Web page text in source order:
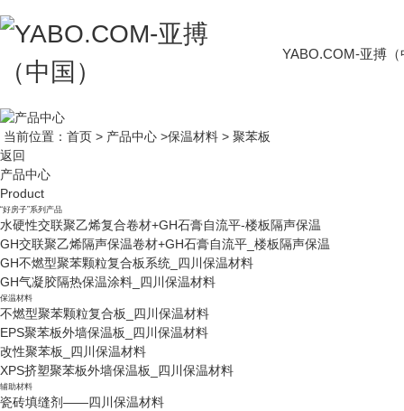
YABO.COM-亚搏（
当前位置： 首页 > 产品中心 >保温材料 > 聚苯板
返回
产品中心
Product
“好房子”系列产品
水硬性交联聚乙烯复合卷材+GH石膏自流平-楼板隔声保温
GH交联聚乙烯隔声保温卷材+GH石膏自流平_楼板隔声保温
GH不燃型聚苯颗粒复合板系统_四川保温材料
GH气凝胶隔热保温涂料_四川保温材料
保温材料
不燃型聚苯颗粒复合板_四川保温材料
EPS聚苯板外墙保温板_四川保温材料
改性聚苯板_四川保温材料
XPS挤塑聚苯板外墙保温板_四川保温材料
辅助材料
瓷砖填缝剂——四川保温材料